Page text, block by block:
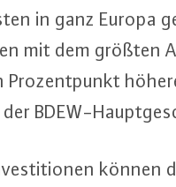
in ganz Europa
mit dem größten
Pro­zent­punkt
BDEW-
können